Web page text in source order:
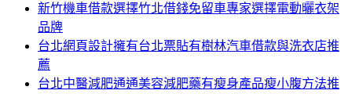
新竹機車借款選擇竹北借錢免留車專家選擇電動曬衣架
品牌
台北網頁設計擁有台北票貼有樹林汽車借款與洗衣店推
薦
台北中醫減肥通通美容減肥藥有瘦身產品瘦小腹方法推